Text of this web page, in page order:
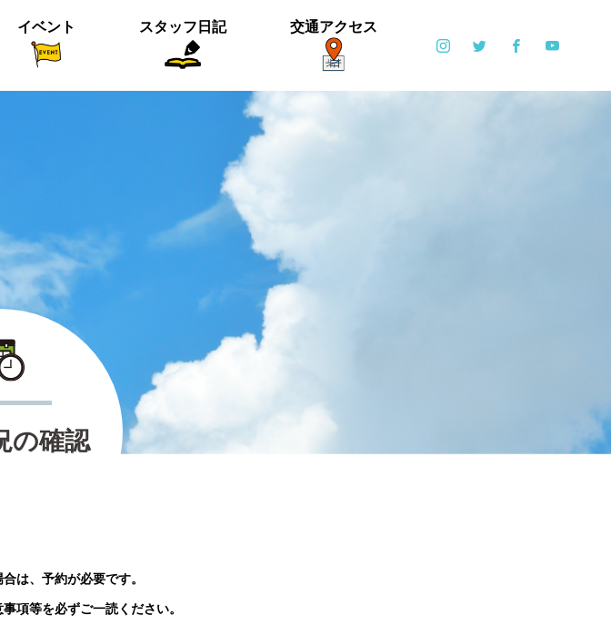
イベント スタッフ日記 交通アクセス
2026】出店者募集のお知らせ 8月22日(土)開催☆夏の星空観察会
知らせ
6月6日(土)・6月7日(日)開催！【ブリエ
の森 Vol.2】
催☆ホタル観察会
然観察会
子】ご応募写真
がとうございました
ぐるぐる
！
の確認
は、予約が必要です。
項等を必ずご一読ください。